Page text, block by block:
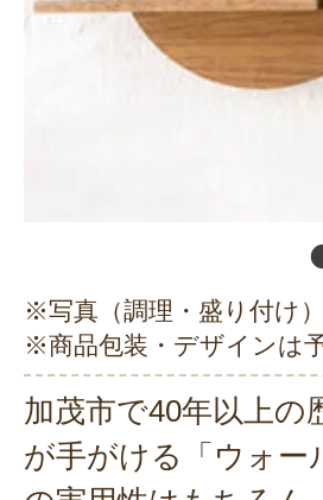
※写真（調理・盛り付け
※商品包装・デザインは
加茂市で40年以上の
が手がける「ウォー